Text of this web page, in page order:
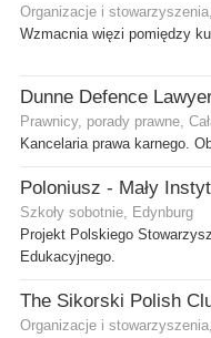
Organizacje i
Wzmacnia więzi pomiędzy
Dunne Defence
Prawnicy, porady prawne,
Kancelaria prawa karnego.
Szkoły sobotnie, Edynburg
Projekt Polskiego
Edukacyjnego.
The Sikorski Polish
Organizacje i